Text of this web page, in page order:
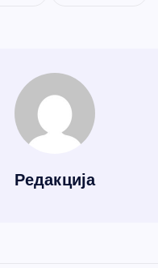
Редакција